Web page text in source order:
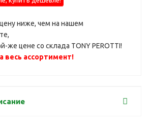
ниже, чем на нашем
же цене со склада TONY PEROTTI!
весь ассортимент!